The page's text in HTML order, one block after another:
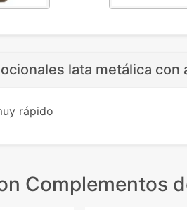
lata metálica con
rápido
Complementos